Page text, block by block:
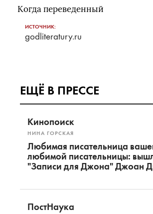
Когда переведенный
ИСТОЧНИК:
godliteratury.ru
ЕЩЁ В ПРЕССЕ
Кинопоиск
НИНА ГОРСКАЯ
Любимая писательница
любимой писательницы:
"Записи для Джона" Джоан
ПостНаука